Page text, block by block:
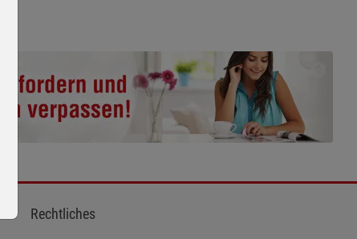
Rechtliches